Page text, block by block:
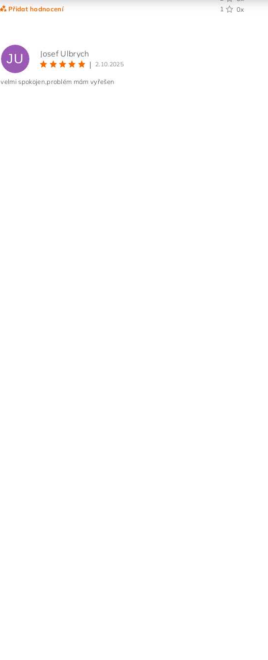
Přidat hodnocení
1
0x
JU
Josef Ulbrych
|
2.10.2025
velmi spokojen,problém mám vyřešen